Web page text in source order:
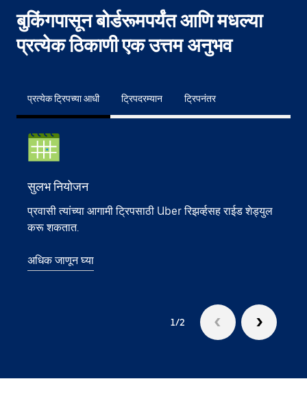
बुकिंगपासून बोर्डरूमपर्यंत आणि मधल्या
प्रत्येक ठिकाणी एक उत्तम अनुभव
प्रत्येक ट्रिपच्या आधी ट्रिपदरम्यान ट्रिपनंतर
सुलभ नियोजन
प्रवासी त्यांच्या आगामी ट्रिपसाठी Uber रिझर्व्हसह राईड शेड्युल
करू शकतात.
अधिक जाणून घ्या
1/2